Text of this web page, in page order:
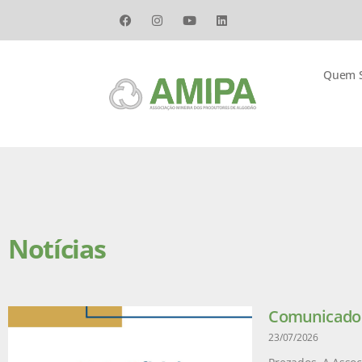
Quem
Notícias
23/07/2026